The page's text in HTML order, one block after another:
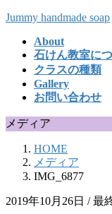
コ
キ
ナ
に
Jummy handmade soap
About
石けん教室に
クラスの種類
Gallery
お問い合わせ
メディア
HOME
メディア
IMG_6877
2019年10月26日 / 最